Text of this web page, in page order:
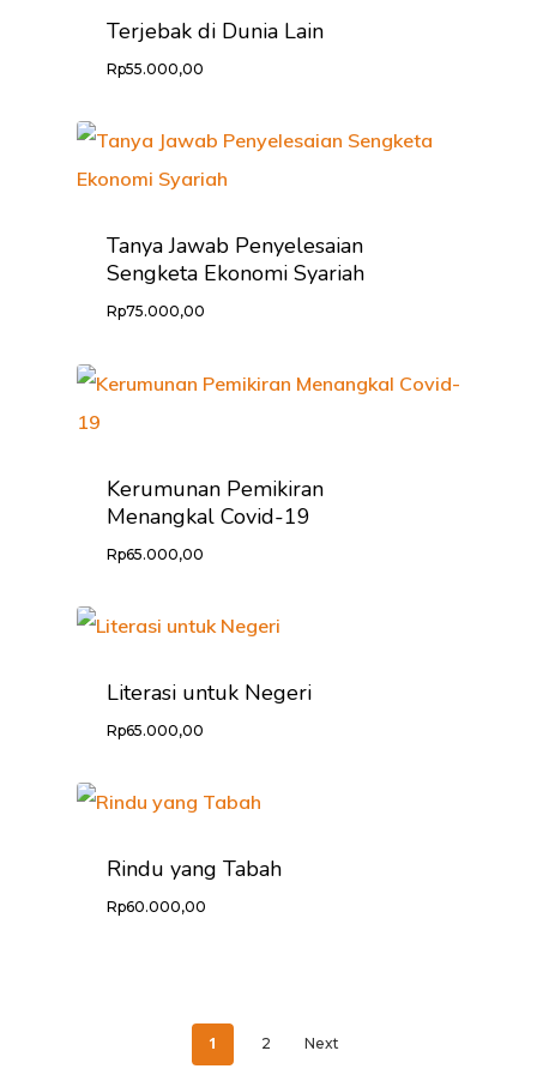
Terjebak di Dunia Lain
Rp55.000,00
Tanya Jawab Penyelesaian
Sengketa Ekonomi Syariah
Rp75.000,00
Kerumunan Pemikiran
Menangkal Covid-19
Rp65.000,00
Literasi untuk Negeri
Rp65.000,00
Rindu yang Tabah
Rp60.000,00
1 2 Next